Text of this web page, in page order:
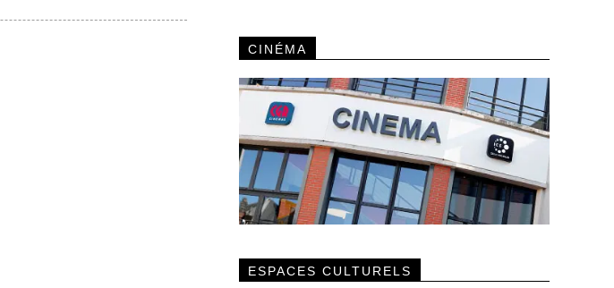
CINÉMA
ESPACES CULTURELS